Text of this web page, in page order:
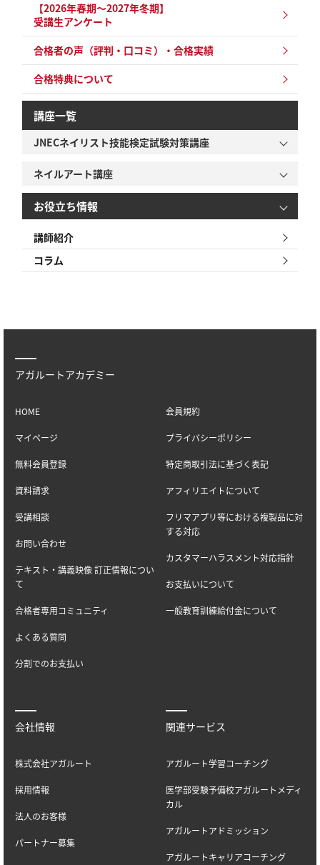
【2026年春期～2027年冬期】
受講生アンケート
合格者の声（評判・口コミ）・合格実績
合格特典について
講座一覧
JNECネイリスト技能検定試験対策講座
ネイルアート講座
お役立ち情報
講師紹介
コラム
アガルートアカデミー
HOME
マイページ
無料会員登録
資料請求
受講相談
お問い合わせ
テキスト・講義映像 訂正情報につい
て
合格者専用コミュニティ
よくある質問
分割でのお支払い
会員規約
プライバシーポリシー
特定商取引法に基づく表記
アフィリエイトについて
フリマアプリ等における複製品に対
する対応
カスタマーハラスメント対応指針
お支払いについて
一般教育訓練給付金について
会社情報
株式会社アガルート
採用情報
法人のお客様
パートナー募集
関連サービス
アガルート学習コーチング
医学部受験予備校アガルートメディ
カル
アガルートアドミッション
アガルートキャリアコーチング